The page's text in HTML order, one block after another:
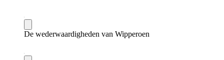
De wederwaardigheden van Wipperoen